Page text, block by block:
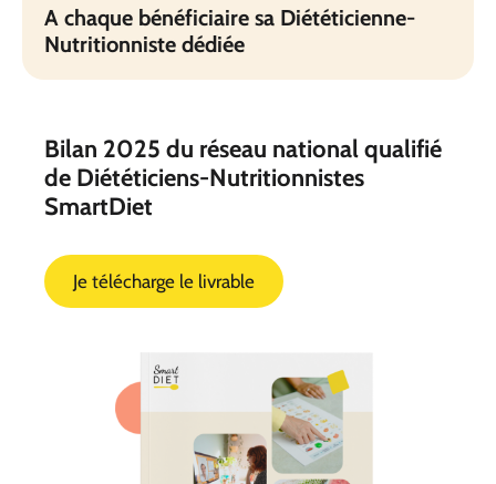
A chaque bénéficiaire sa Diététicienne-
Nutritionniste dédiée
Bilan 2025 du réseau national qualifié
de Diététiciens-Nutritionnistes
SmartDiet
Je télécharge le livrable